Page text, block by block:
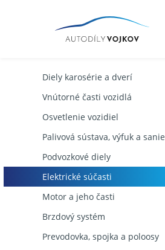
Diely karosérie a dverí
Vnútorné časti vozidlá
Osvetlenie vozidiel
Palivová sústava, výfuk a sanie
Podvozkové diely
Elektrické súčasti
Motor a jeho časti
Brzdový systém
Prevodovka, spojka a poloosy